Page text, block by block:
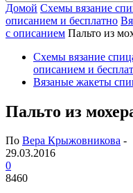
Домой Схемы вязание
описанием и бесплатно
с описанием Пальто из
Схемы вязание
описанием и
Вязаные жакеты
Пальто из
По Вера Крыжовникова -
29.03.2016
0
8460